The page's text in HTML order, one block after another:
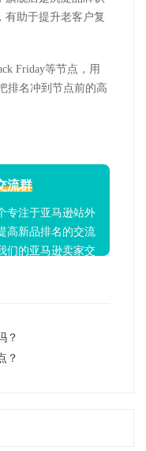
有助于提升老客户复
Friday等节点，用
排名冲到节点前的高
流群
专注于亚马逊站外
高新品排名的交流
们的亚马逊卖家交
？
？